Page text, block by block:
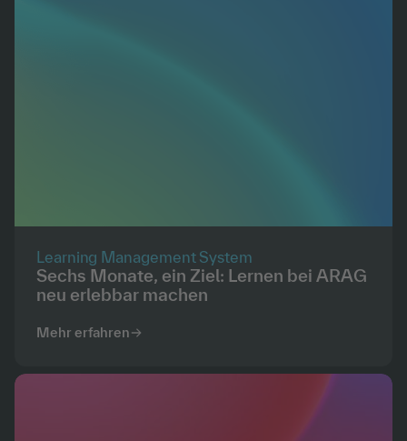
Learning Management System
Sechs Monate, ein Ziel: Lernen bei ARAG
neu erlebbar machen
Mehr erfahren